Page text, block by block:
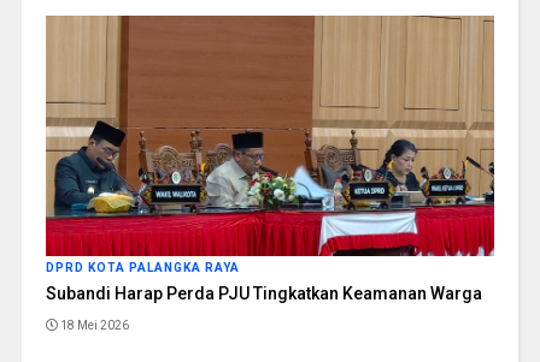
DPRD KOTA PALANGKA RAYA
Subandi Harap Perda PJU Tingkatkan Keamanan Warga
18 Mei 2026